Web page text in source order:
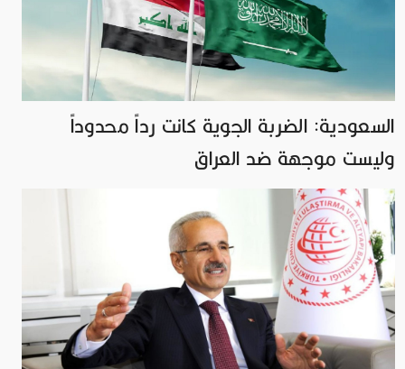
السعودية: الضربة الجوية كانت رداً محدوداً
وليست موجهة ضد العراق